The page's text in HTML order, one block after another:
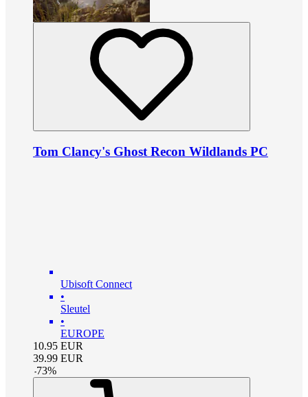
Tom Clancy's Ghost Recon Wildlands PC
Ubisoft Connect
•
Sleutel
•
EUROPE
10.95 EUR
39.99 EUR
-73%